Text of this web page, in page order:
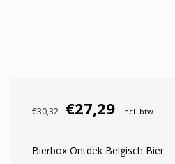
€30,32 €27,29 Incl. btw
Bierbox Ontdek Belgisch Bier